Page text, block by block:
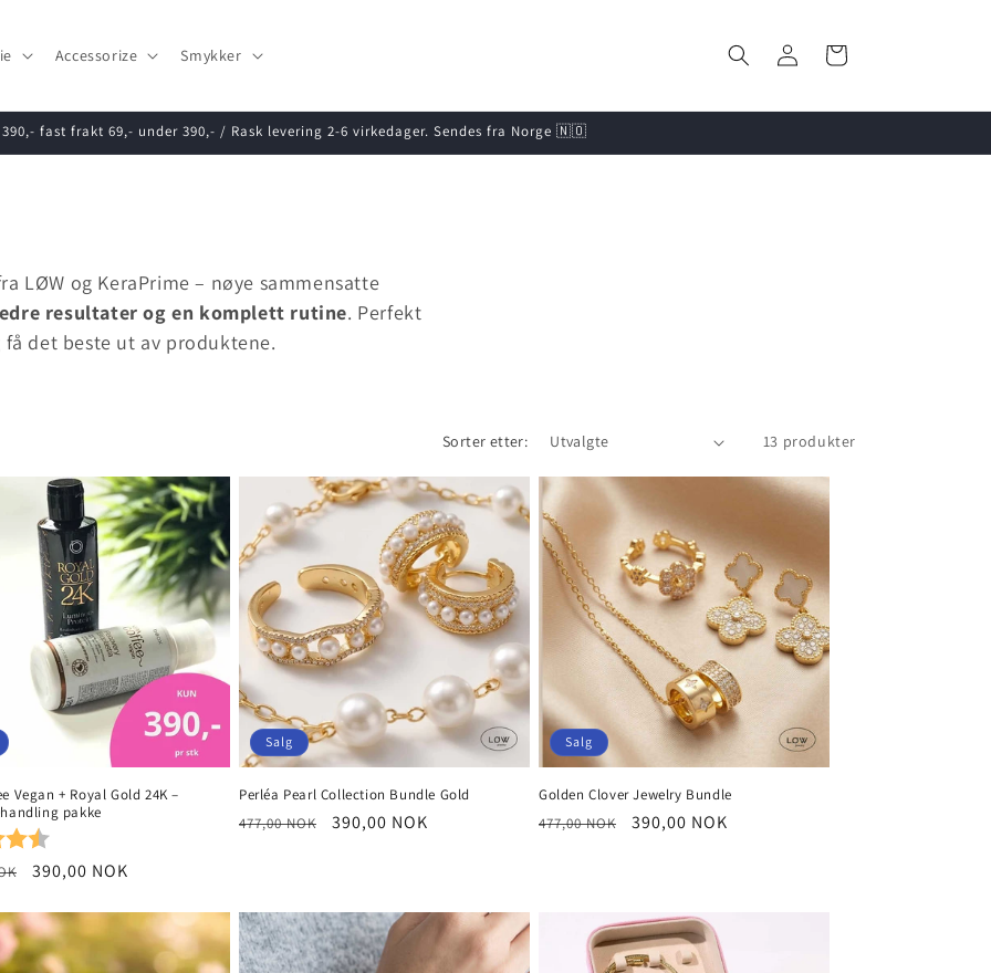
Accessorize Smykker
Logg
inn
Handlekurv
fast frakt 69,- under 390,- / Rask levering 2-6 virkedager. Sendes fra Norge 🇳🇴
LØW og KeraPrime – nøye sammensatte
resultater og en komplett rutine. Perfekt
det beste ut av produktene.
Sorter etter: 13 produkter
Vegan + Royal Gold 24K –
pakke
Salgspris
390,00 NOK
Salg
Perléa Pearl Collection Bundle Gold
Vanlig
477,00 NOK Salgspris
390,00 NOK
Salg
Golden Clover Jewelry Bundle
Vanlig
477,00 NOK Salgspris
390,00 NOK